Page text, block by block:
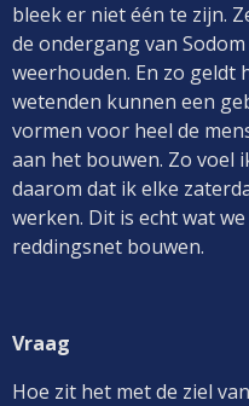
bleek er niet één te zijn.
de ondergang van
weerhouden. En zo geldt
wetenden kunnen een
vormen voor heel de
aan het bouwen. Zo voel
daarom dat ik elke
werken. Dit is echt wat
reddingsnet bouwen.
Vraag
Hoe zit het met de ziel